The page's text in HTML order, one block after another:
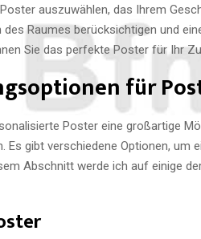
auszuwählen, das Ihrem
Raumes berücksichtigen und
Sie das perfekte Poster für Ihr
für
Poster eine großartige
Es gibt verschiedene Optionen, um
Abschnitt werde ich auf einige